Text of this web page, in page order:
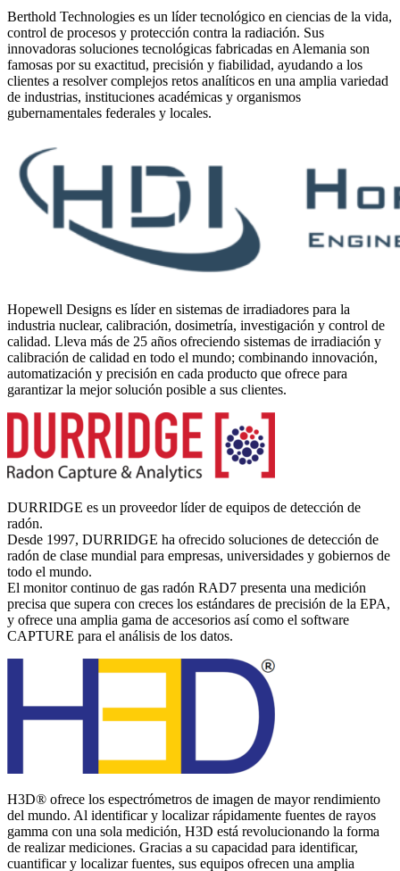
Berthold Technologies es un líder tecnológico en ciencias de la vida,
control de procesos y protección contra la radiación. Sus
innovadoras soluciones tecnológicas fabricadas en Alemania son
famosas por su exactitud, precisión y fiabilidad, ayudando a los
clientes a resolver complejos retos analíticos en una amplia variedad
de industrias, instituciones académicas y organismos
gubernamentales federales y locales.
Hopewell Designs es líder en sistemas de irradiadores para la
industria nuclear, calibración, dosimetría, investigación y control de
calidad. Lleva más de 25 años ofreciendo sistemas de irradiación y
calibración de calidad en todo el mundo; combinando innovación,
automatización y precisión en cada producto que ofrece para
garantizar la mejor solución posible a sus clientes.
DURRIDGE es un proveedor líder de equipos de detección de
radón.
Desde 1997, DURRIDGE ha ofrecido soluciones de detección de
radón de clase mundial para empresas, universidades y gobiernos de
todo el mundo.
El monitor continuo de gas radón RAD7 presenta una medición
precisa que supera con creces los estándares de precisión de la EPA,
y ofrece una amplia gama de accesorios así como el software
CAPTURE para el análisis de los datos.
H3D® ofrece los espectrómetros de imagen de mayor rendimiento
del mundo. Al identificar y localizar rápidamente fuentes de rayos
gamma con una sola medición, H3D está revolucionando la forma
de realizar mediciones. Gracias a su capacidad para identificar,
cuantificar y localizar fuentes, sus equipos ofrecen una amplia